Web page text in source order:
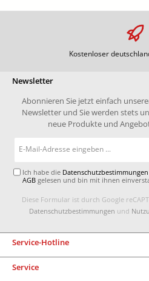
Kostenloser
Newsletter
Abonnieren Sie jetzt einfach
Newsletter und Sie werden stets
neue Produkte und
Ich habe die Datenschutzbestimmungen
AGB gelesen und bin mit ihnen
Diese Formular ist durch Google
Datenschutzbestimmungen und
Service-Hotline
Service